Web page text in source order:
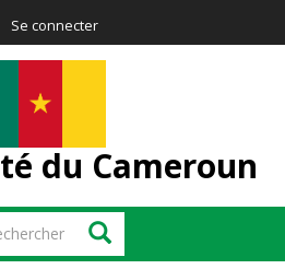
Se connecter
du Cameroun
Rechercher